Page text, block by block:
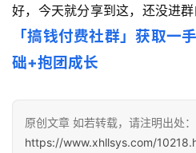
好，今天就分享到这，还没进
「搞钱付费社群」获取一
础+抱团成长
原创文章 如若转载，请注明出处：
https://www.xhllsys.com/